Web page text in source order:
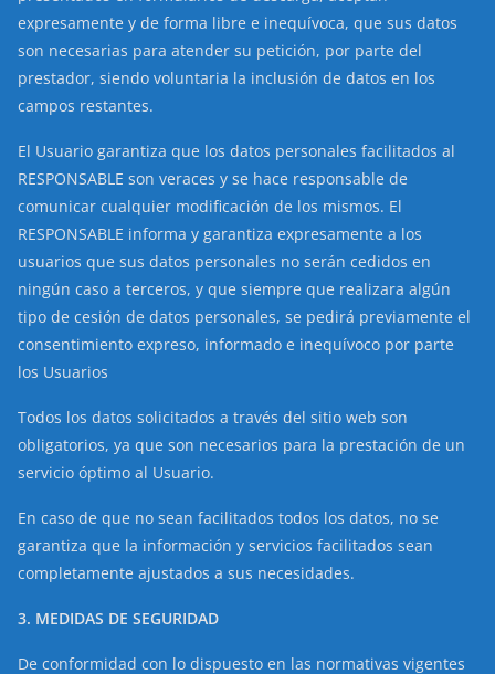
expresamente y de forma libre e inequívoca, que sus datos
son necesarias para atender su petición, por parte del
prestador, siendo voluntaria la inclusión de datos en los
campos restantes.
El Usuario garantiza que los datos personales facilitados al
RESPONSABLE son veraces y se hace responsable de
comunicar cualquier modificación de los mismos. El
RESPONSABLE informa y garantiza expresamente a los
usuarios que sus datos personales no serán cedidos en
ningún caso a terceros, y que siempre que realizara algún
tipo de cesión de datos personales, se pedirá previamente el
consentimiento expreso, informado e inequívoco por parte
los Usuarios
Todos los datos solicitados a través del sitio web son
obligatorios, ya que son necesarios para la prestación de un
servicio óptimo al Usuario.
En caso de que no sean facilitados todos los datos, no se
garantiza que la información y servicios facilitados sean
completamente ajustados a sus necesidades.
3. MEDIDAS DE SEGURIDAD
De conformidad con lo dispuesto en las normativas vigentes